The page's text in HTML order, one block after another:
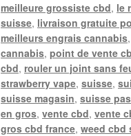
meilleure grossiste cbd, le
suisse, livraison gratuite
meilleurs engrais cannabis
cannabis,point de vente
cbd, rouler un joint sans
strawberry vape,suisse,
suisse magasin,suisse
en gros,vente cbd,vente
gros cbd france,weed cbd